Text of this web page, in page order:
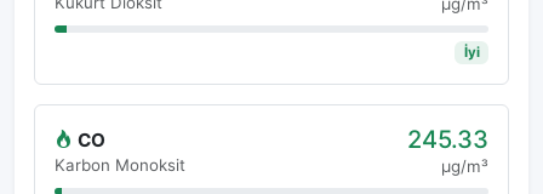
İyi
CO
Karbon Monoksit
245.33
μg/m³